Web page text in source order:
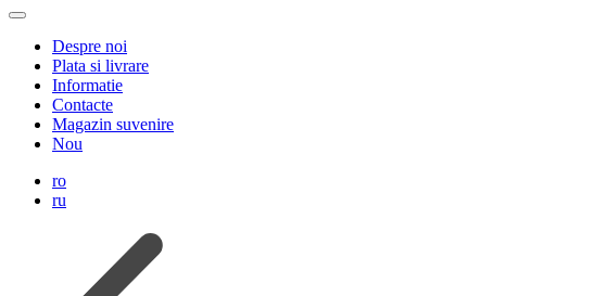
Despre noi
Plata si livrare
Informatie
Contacte
Magazin suvenire
Nou
ro
ru